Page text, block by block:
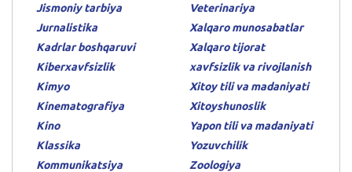
Jismoniy tarbiya
Jurnalistika
Kadrlar boshqaruvi
Kiberxavfsizlik
Kimyo
Kinematografiya
Kino
Klassika
Kommunikatsiya
Veterinariya
Xalqaro munosabatlar
Xalqaro tijorat
xavfsizlik va rivojlanish
Xitoy tili va madaniyati
Xitoyshunoslik
Yapon tili va madaniyati
Yozuvchilik
Zoologiya